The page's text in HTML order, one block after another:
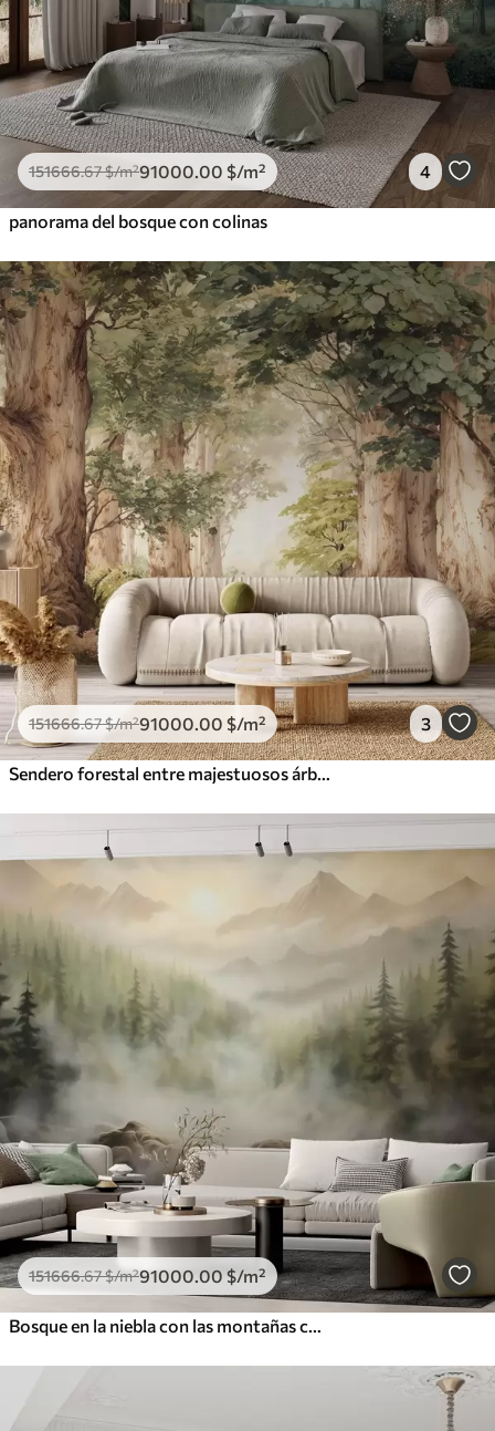
151666.67$/m²91000 .00 $/m² 4
panorama del bosque con colinas
151666.67$/m²91000 .00 $/m² 3
151666.67$/m²91000 .00 $/m²